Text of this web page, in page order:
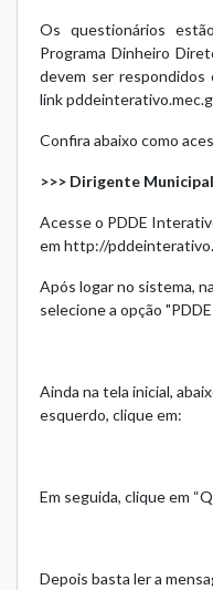
Os questionários
Programa Dinheiro
devem ser
link
Confira abaixo como
>>> Dirigente
Acesse o PDDE
em http://
Após logar no sistema,
selecione a opção
Ainda na tela inicial,
esquerdo, clique em:
Em seguida, clique em
Depois basta ler a